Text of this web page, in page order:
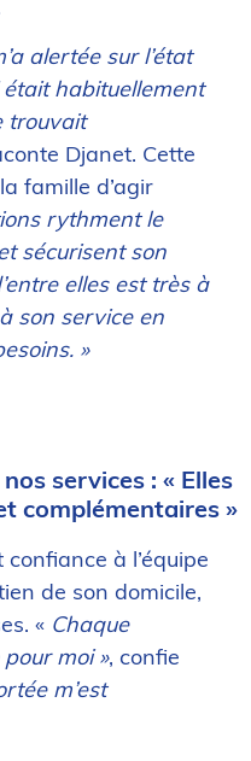
alertée sur l’état
habituellement
trouvait
Djanet. Cette
famille d’agir
rythment le
sécurisent son
elles est très à
son service en
»
services : « Elles
complémentaires »
à l’équipe
de son domicile,
« Chaque
moi », confie
m’est